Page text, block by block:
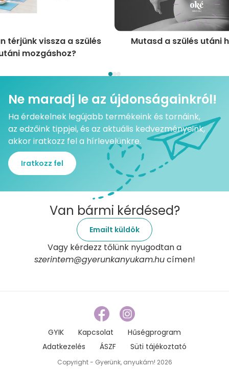
térjünk vissza a szülés
mozgáshoz?
Mutasd a szülés utáni
Ne maradj le az újdonságainkról!
Ha érdekelnek legújabb termékeink és tornáink,
az edzőink tippjei, és az aktuális kedvezményeink,
akkor iratkozz fel a hírlevelünkre.
Iratkozz fel
Van bármi kérdésed?
Emailt küldök
Vagy kérdezz tőlünk nyugodtan a
szerintem@gyerunkanyukam.hucímen!
GYIK Kapcsolat
Hűségprogram
Adatkezelés
ÁSZF Süti tájékoztató
Copyright - Gyerünk, anyukám! 2026